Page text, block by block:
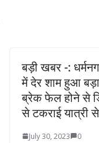
बड़ी खबर -:
में देर शाम हुआ
ब्रेक फेल होने से
से टकराई यात्री
July 30, 2023 0